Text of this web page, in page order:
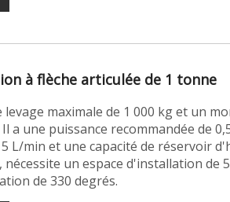
à flèche articulée de 1 tonne
maximale de 1 000 kg et un
a une puissance recommandée de
L/min et une capacité de réservoir
un espace d'installation de
de 330 degrés.